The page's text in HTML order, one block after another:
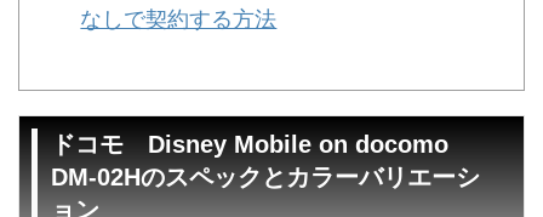
なしで契約する方法
ドコモ Disney Mobile on docomo
DM-02Hのスペックとカラーバリエーシ
ョン